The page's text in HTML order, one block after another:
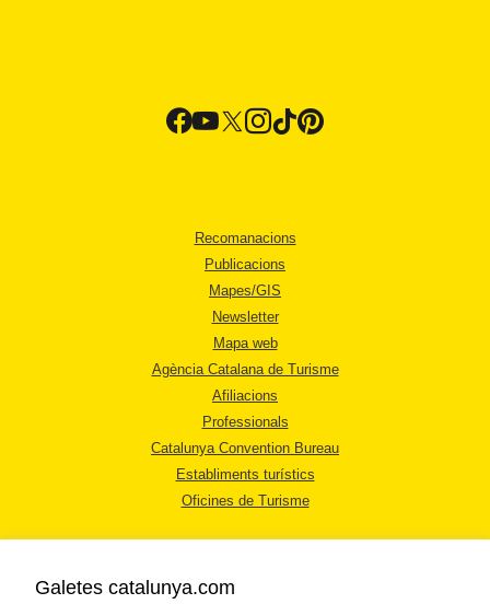
Recomanacions
Publicacions
Mapes/GIS
Newsletter
Mapa web
Agència Catalana de Turisme
Afiliacions
Professionals
Catalunya Convention Bureau
Establiments turístics
Oficines de Turisme
Galetes catalunya.com